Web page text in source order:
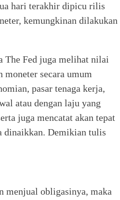
hari terakhir dipicu rilis
kemungkinan dilakukan
The Fed juga melihat nilai
secara umum
pasar tenaga kerja,
atau dengan laju yang
juga mencatat akan tepat
dinaikkan. Demikian tulis
menjual obligasinya, maka